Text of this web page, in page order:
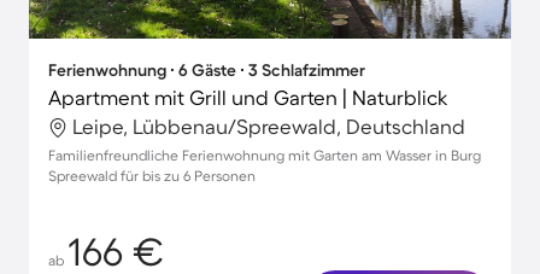
Ferienwohnung ∙ 6 Gäste ∙ 3 Schlafzimmer
Apartment mit Grill und Garten | Naturblick
Leipe, Lübbenau/Spreewald, Deutschland
Familienfreundliche Ferienwohnung mit Garten am Wasser in Burg
Spreewald für bis zu 6 Personen
ab 166 €